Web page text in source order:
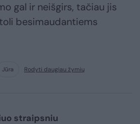
gal ir neišgirs, tačiau jis
besimaudantiems
Jūra Rodyti daugiau žymių
straipsniu